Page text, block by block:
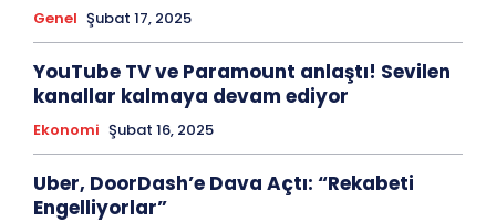
Genel Şubat 17, 2025
YouTube TV ve Paramount anlaştı! Sevilen
kanallar kalmaya devam ediyor
Ekonomi Şubat 16, 2025
Uber, DoorDash’e Dava Açtı: “Rekabeti
Engelliyorlar”